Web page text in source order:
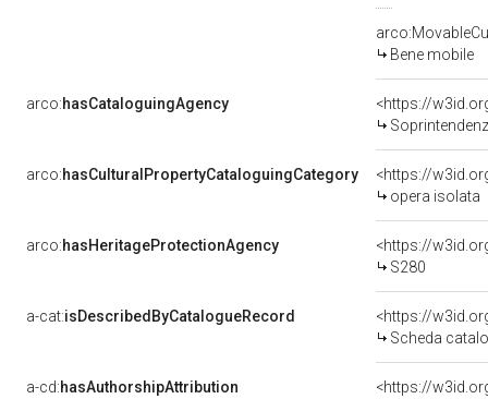
Bene mobile
arco:hasCataloguingAgency
<https://
arco:hasCulturalPropertyCataloguingCategory
<https://
opera isolata
arco:hasHeritageProtectionAgency
<https://
S280
a-cat:isDescribedByCatalogueRecord
<https://
Scheda
a-cd:hasAuthorshipAttribution